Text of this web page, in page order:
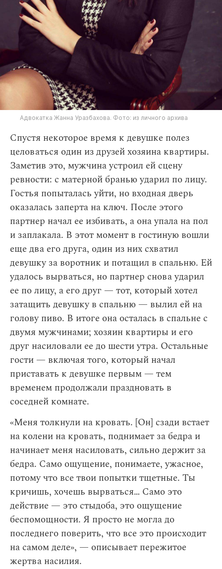
Адвокатка Жанна Уразбахова. Фото: из личного архива
Спустя некоторое время к девушке полез
целоваться один из друзей хозяина квартиры.
Заметив это, мужчина устроил ей сцену
ревности: с матерной бранью ударил по лицу.
Гостья попыталась уйти, но входная дверь
оказалась заперта на ключ. После этого
партнер начал ее избивать, а она упала на пол
и заплакала. В этот момент в гостиную вошли
еще два его друга, один из них схватил
девушку за воротник и потащил в спальню. Ей
удалось вырваться, но партнер снова ударил
ее по лицу, а его друг — тот, который хотел
затащить девушку в спальню — вылил ей на
голову пиво. В итоге она осталась в спальне с
двумя мужчинами; хозяин квартиры и его
друг насиловали ее до шести утра. Остальные
гости — включая того, который начал
приставать к девушке первым — тем
временем продолжали праздновать в
соседней комнате.
«Меня толкнули на кровать. [Он] сзади встает
на колени на кровать, поднимает за бедра и
начинает меня насиловать, сильно держит за
бедра. Само ощущение, понимаете, ужасное,
потому что все твои попытки тщетные. Ты
кричишь, хочешь вырваться… Само это
действие — это стыдоба, это ощущение
беспомощности. Я просто не могла до
последнего поверить, что все это происходит
на самом деле», — описывает пережитое
жертва насилия.